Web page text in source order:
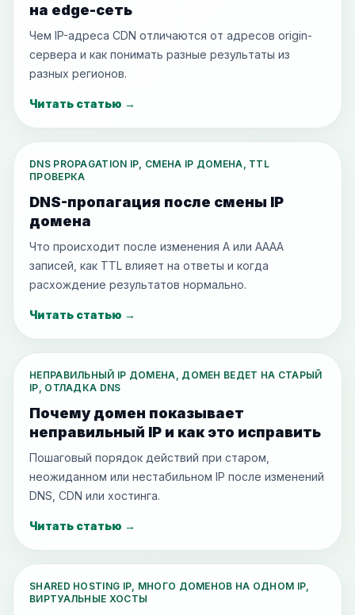
на edge-сеть
Чем IP-адреса CDN отличаются от адресов origin-
сервера и как понимать разные результаты из
разных регионов.
Читать статью →
DNS PROPAGATION IP, СМЕНА IP ДОМЕНА, TTL
ПРОВЕРКА
DNS-пропагация после смены IP
домена
Что происходит после изменения A или AAAA
записей, как TTL влияет на ответы и когда
расхождение результатов нормально.
Читать статью →
НЕПРАВИЛЬНЫЙ IP ДОМЕНА, ДОМЕН ВЕДЕТ НА СТАРЫЙ
IP, ОТЛАДКА DNS
Почему домен показывает
неправильный IP и как это исправить
Пошаговый порядок действий при старом,
неожиданном или нестабильном IP после изменений
DNS, CDN или хостинга.
Читать статью →
SHARED HOSTING IP, МНОГО ДОМЕНОВ НА ОДНОМ IP,
ВИРТУАЛЬНЫЕ ХОСТЫ